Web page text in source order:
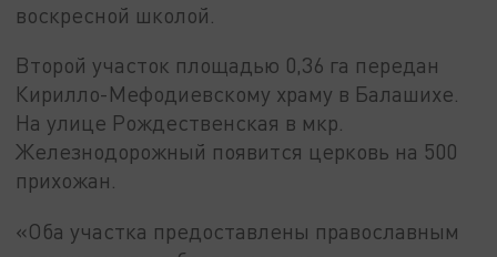
воскресной школой.
Второй участок площадью 0,36 га передан
Кирилло-Мефодиевскому храму в Балашихе.
На улице Рождественская в мкр.
Железнодорожный появится церковь на 500
прихожан.
«Оба участка предоставлены православным